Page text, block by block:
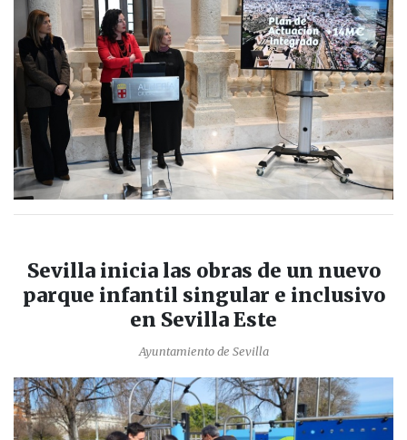
Sevilla inicia las obras de un nuevo
parque infantil singular e inclusivo
en Sevilla Este
Ayuntamiento de Sevilla